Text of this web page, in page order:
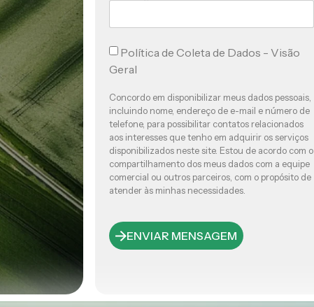
Política de Coleta de Dados - Visão
Geral
Concordo em disponibilizar meus dados pessoais,
incluindo nome, endereço de e-mail e número de
telefone, para possibilitar contatos relacionados
aos interesses que tenho em adquirir os serviços
disponibilizados neste site. Estou de acordo com o
compartilhamento dos meus dados com a equipe
comercial ou outros parceiros, com o propósito de
atender às minhas necessidades.
ENVIAR MENSAGEM